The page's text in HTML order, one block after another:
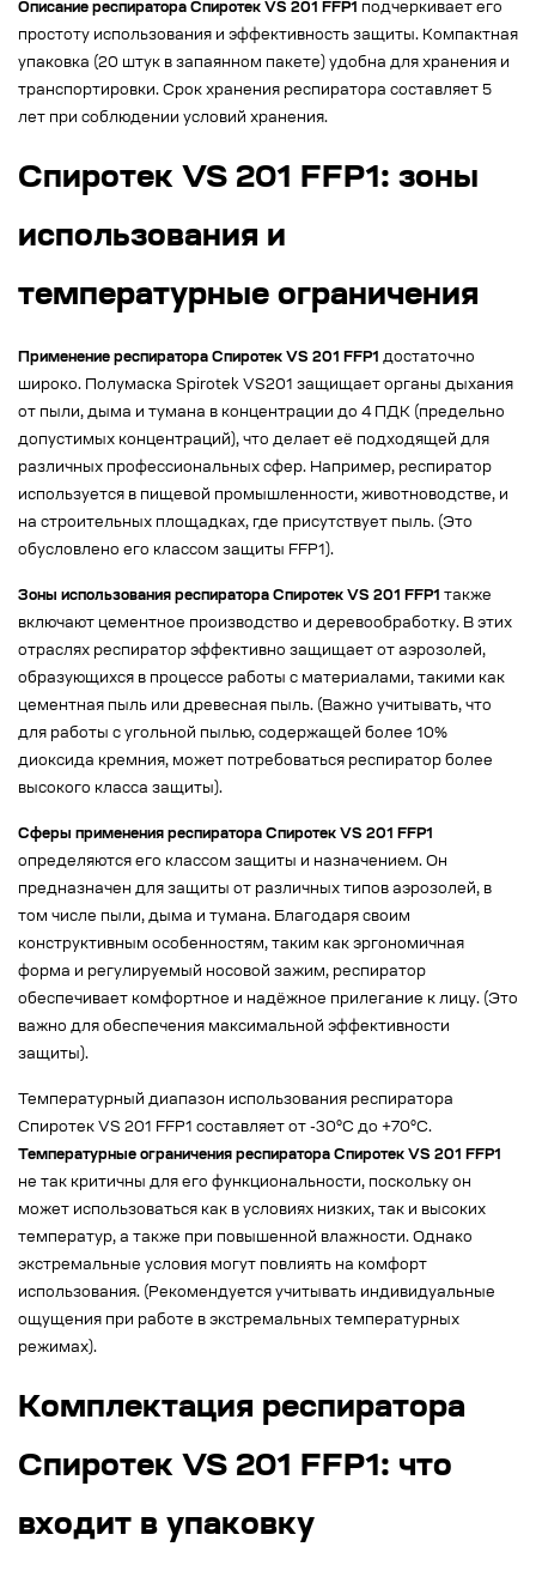
Описание респиратора Спиротек VS 201 FFP1 подчеркивает его
простоту использования и эффективность защиты. Компактная
упаковка (20 штук в запаянном пакете) удобна для хранения и
транспортировки. Срок хранения респиратора составляет 5
лет при соблюдении условий хранения.
Спиротек VS 201 FFP1: зоны
использования и
температурные ограничения
Применение респиратора Спиротек VS 201 FFP1 достаточно
широко. Полумаска Spirotek VS201 защищает органы дыхания
от пыли, дыма и тумана в концентрации до 4 ПДК (предельно
допустимых концентраций), что делает её подходящей для
различных профессиональных сфер. Например, респиратор
используется в пищевой промышленности, животноводстве, и
на строительных площадках, где присутствует пыль. (Это
обусловлено его классом защиты FFP1).
Зоны использования респиратора Спиротек VS 201 FFP1 также
включают цементное производство и деревообработку. В этих
отраслях респиратор эффективно защищает от аэрозолей,
образующихся в процессе работы с материалами, такими как
цементная пыль или древесная пыль. (Важно учитывать, что
для работы с угольной пылью, содержащей более 10%
диоксида кремния, может потребоваться респиратор более
высокого класса защиты).
Сферы применения респиратора Спиротек VS 201 FFP1
определяются его классом защиты и назначением. Он
предназначен для защиты от различных типов аэрозолей, в
том числе пыли, дыма и тумана. Благодаря своим
конструктивным особенностям, таким как эргономичная
форма и регулируемый носовой зажим, респиратор
обеспечивает комфортное и надёжное прилегание к лицу. (Это
важно для обеспечения максимальной эффективности
защиты).
Температурный диапазон использования респиратора
Спиротек VS 201 FFP1 составляет от -30°C до +70°C.
Температурные ограничения респиратора Спиротек VS 201 FFP1
не так критичны для его функциональности, поскольку он
может использоваться как в условиях низких, так и высоких
температур, а также при повышенной влажности. Однако
экстремальные условия могут повлиять на комфорт
использования. (Рекомендуется учитывать индивидуальные
ощущения при работе в экстремальных температурных
режимах).
Комплектация респиратора
Спиротек VS 201 FFP1: что
входит в упаковку